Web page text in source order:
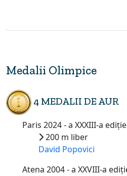
Medalii Olimpice
4 MEDALII DE AUR
Paris 2024 - a XXXIII-a
200 m liber
David Popovici
Atena 2004 - a XXVIII-a